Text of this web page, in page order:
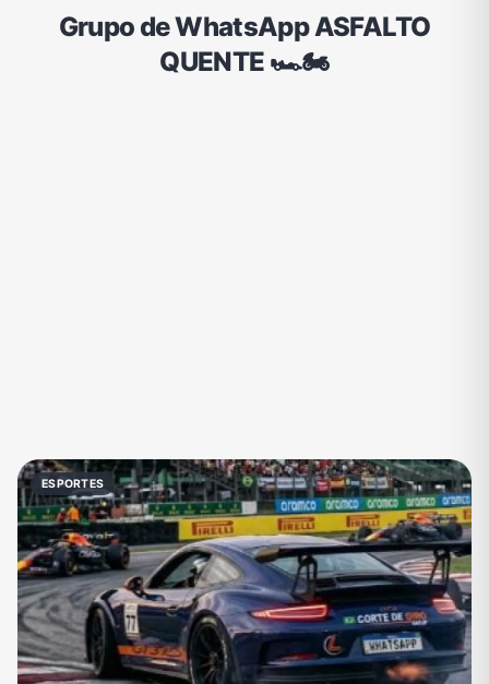
Educação
Notícias Outros Política Profissões
Receitas Redes Sociais Religião Shitpost
Grupo de WhatsApp ASFALTO
QUENTE 🏎️🏍️
ESPORTES